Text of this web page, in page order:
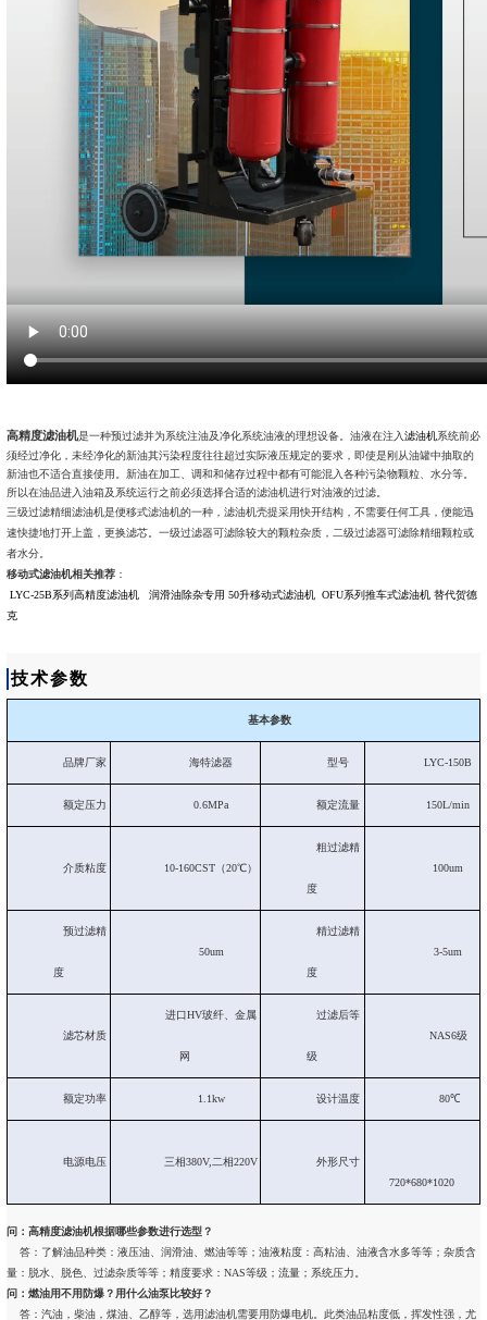
高精度滤油机是一种预过滤并为系统注油及净化系统油液的理想设备。油液在注入滤油机系统前必
须经过净化，未经净化的新油其污染程度往往超过实际液压规定的要求，即使是刚从油罐中抽取的
新油也不适合直接使用。新油在加工、调和和储存过程中都有可能混入各种污染物颗粒、水分等。
所以在油品进入油箱及系统运行之前必须选择合适的滤油机进行对油液的过滤。
三级过滤精细滤油机是便移式滤油机的一种，滤油机壳提采用快开结构，不需要任何工具，便能迅
速快捷地打开上盖，更换滤芯。一级过滤器可滤除较大的颗粒杂质，二级过滤器可滤除精细颗粒或
者水分。
移动式滤油机相关推荐：
LYC-25B系列高精度滤油机
润滑油除杂专用 50升移动式滤油机 OFU系列推车式滤油机 替代贺德
克
技术参数
基本参数
品牌厂家 海特滤器 型号 LYC-150B
额定压力 0.6MPa 额定流量 150L/min
介质粘度 10-160CST（20℃）
粗过滤精
度
100um
预过滤精
度
50um
精过滤精
度
3-5um
滤芯材质
进口HV玻纤、金属
网
过滤后等
级
NAS6级
额定功率 1.1kw 设计温度 80℃
电源电压 三相380V,二相220V
外形尺寸
720*680*1020
问：高精度滤油机根据哪些参数进行选型？
答：了解油品种类：液压油、润滑油、燃油等等；油液粘度：高粘油、油液含水多等等；杂质含
量：脱水、脱色、过滤杂质等等；精度要求：NAS等级；流量；系统压力。
问：燃油用不用防爆？用什么油泵比较好？
答：汽油，柴油，煤油、乙醇等，选用滤油机需要用防爆电机。此类油品粘度低，挥发性强，尤